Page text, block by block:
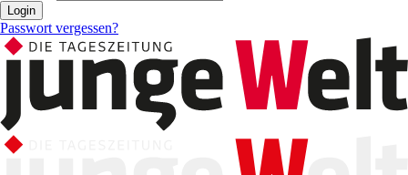
Login
Passwort vergessen?